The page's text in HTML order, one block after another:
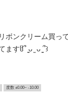
ボンクリーム買っ
すჱ̒՞ ̳ᴗ ̫ ᴗ ̳՞꒱
度数 ±0.00~ -10.00